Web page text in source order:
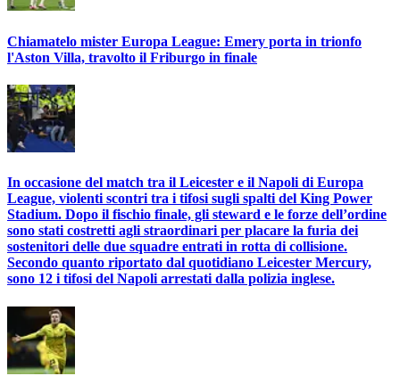
Chiamatelo mister Europa League: Emery porta in trionfo
l'Aston Villa, travolto il Friburgo in finale
In occasione del match tra il Leicester e il Napoli di Europa
League, violenti scontri tra i tifosi sugli spalti del King Power
Stadium. Dopo il fischio finale, gli steward e le forze dell’ordine
sono stati costretti agli straordinari per placare la furia dei
sostenitori delle due squadre entrati in rotta di collisione.
Secondo quanto riportato dal quotidiano Leicester Mercury,
sono 12 i tifosi del Napoli arrestati dalla polizia inglese.